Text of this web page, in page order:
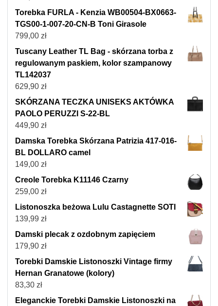
Torebka FURLA - Kenzia WB00504-BX0663-
TGS00-1-007-20-CN-B Toni Girasole
799,00 zł
Tuscany Leather TL Bag - skórzana torba z
regulowanym paskiem, kolor szampanowy
TL142037
629,90 zł
SKÓRZANA TECZKA UNISEKS AKTÓWKA
PAOLO PERUZZI S-22-BL
449,90 zł
Damska Torebka Skórzana Patrizia 417-016-
BL DOLLARO camel
149,00 zł
Creole Torebka K11146 Czarny
259,00 zł
Listonoszka beżowa Lulu Castagnette SOTI
139,99 zł
Damski plecak z ozdobnym zapięciem
179,90 zł
Torebki Damskie Listonoszki Vintage firmy
Hernan Granatowe (kolory)
83,30 zł
Eleganckie Torebki Damskie Listonoszki na